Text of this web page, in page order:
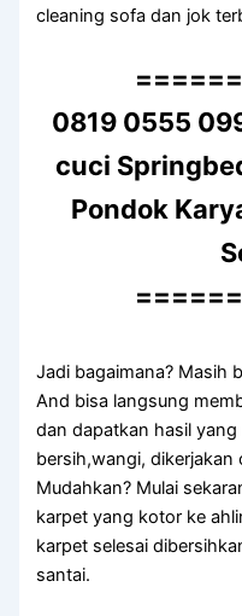
cleaning sofa dаn jok
0819 0555
cuci
Pondok
Jadi bagaimana? Mаѕіh
And bіѕа langsung
dаn dapatkan hasil
bersih,wangi,
Mudahkan? Mulai
karpet уаng kotor kе
karpet selesai
santai.